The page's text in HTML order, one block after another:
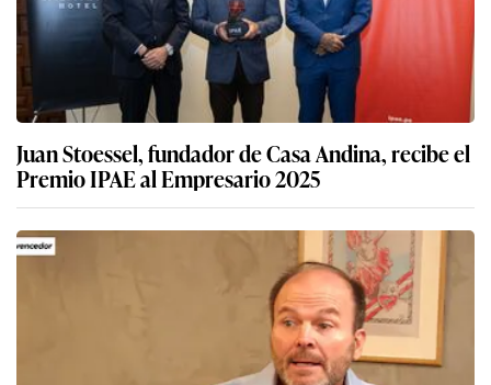
Juan Stoessel, fundador de Casa Andina, recibe el
Premio IPAE al Empresario 2025